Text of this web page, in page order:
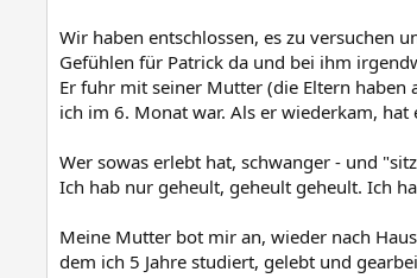
Wir haben entschlossen, es zu versuchen
Gefühlen für Patrick da und bei ihm
Er fuhr mit seiner Mutter (die Eltern haben
ich im 6. Monat war. Als er wiederkam, hat
Wer sowas erlebt hat, schwanger - und
Ich hab nur geheult, geheult geheult. Ich
Meine Mutter bot mir an, wieder nach
dem ich 5 Jahre studiert, gelebt und